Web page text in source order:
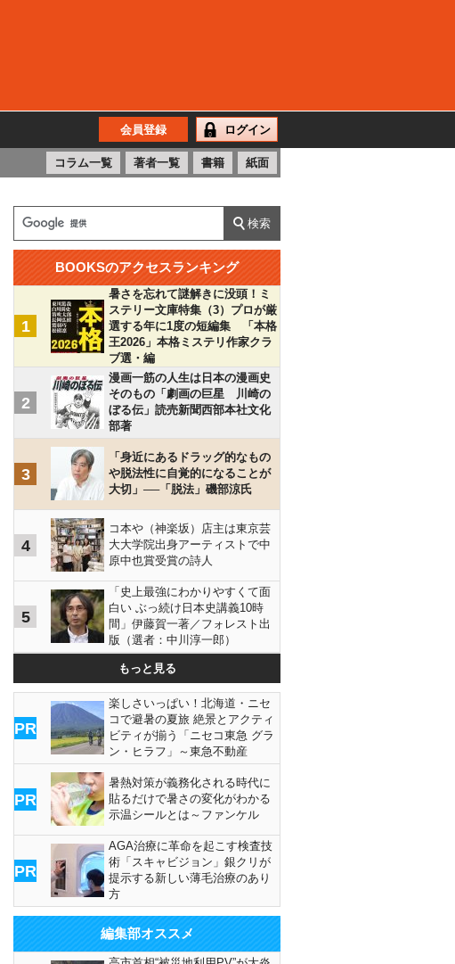
会員登録 ログイン
コラム一覧 著者一覧 書籍 紙面
BOOKSのアクセスランキング
1
暑さを忘れて謎解きに没頭！ミ
ステリー文庫特集（3）プロが厳
選する年に1度の短編集 「本格
王2026」本格ミステリ作家クラ
ブ選・編
2
漫画一筋の人生は日本の漫画史
そのもの「劇画の巨星 川崎の
ぼる伝」読売新聞西部本社文化
部著
3
「身近にあるドラッグ的なもの
や脱法性に自覚的になることが
大切」──「脱法」磯部涼氏
4
コ本や（神楽坂）店主は東京芸
大大学院出身アーティストで中
原中也賞受賞の詩人
5
「史上最強にわかりやすくて面
白い ぶっ続け日本史講義10時
間」伊藤賀一著／フォレスト出
版（選者：中川淳一郎）
もっと見る
PR
楽しさいっぱい！北海道・ニセ
コで避暑の夏旅 絶景とアクティ
ビティが揃う「ニセコ東急 グラ
ン・ヒラフ」～東急不動産
PR
暑熱対策が義務化される時代に
貼るだけで暑さの変化がわかる
示温シールとは～ファンケル
PR
AGA治療に革命を起こす検査技
術「スキャビジョン」銀クリが
提示する新しい薄毛治療のあり
方
編集部オススメ